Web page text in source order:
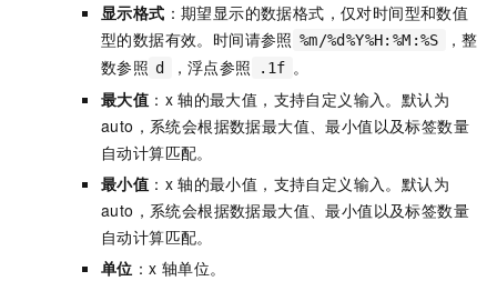
显示格式 ：期望显示的数据格式，仅对时间型和数值
型的数据有效。时间请参照 %m/%d%Y%H:%M:%S
，整
数参照 d ，浮点参照 .1f 。
最大值 ：x 轴的最大值，支持自定义输入。默认为
auto，系统会根据数据最大值、最小值以及标签数量
自动计算匹配。
最小值 ：x 轴的最小值，支持自定义输入。默认为
auto，系统会根据数据最大值、最小值以及标签数量
自动计算匹配。
单位 ：x 轴单位。